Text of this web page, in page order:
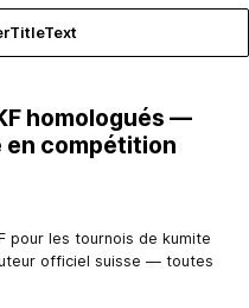
homologués —
en compétition
pour les tournois de kumite
officiel suisse — toutes